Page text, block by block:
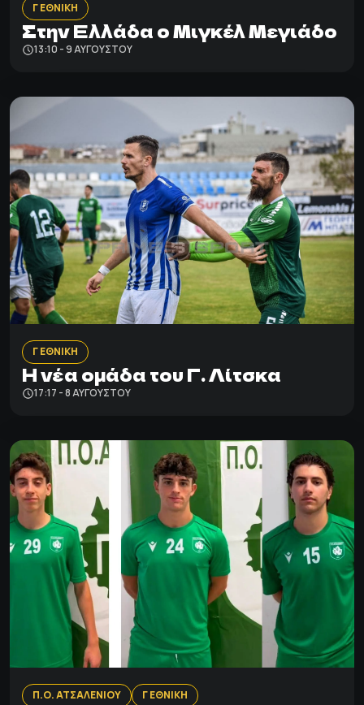
Γ ΕΘΝΙΚΗ
Στην Ελλάδα ο Μιγκέλ Μεγιάδο
13:10 - 9 ΑΥΓΟΎΣΤΟΥ
Γ ΕΘΝΙΚΗ
H νέα ομάδα του Γ. Λίτσκα
17:17 - 8 ΑΥΓΟΎΣΤΟΥ
Π.Ο. ΑΤΣΑΛΕΝΙΟΥ Γ ΕΘΝΙΚΗ